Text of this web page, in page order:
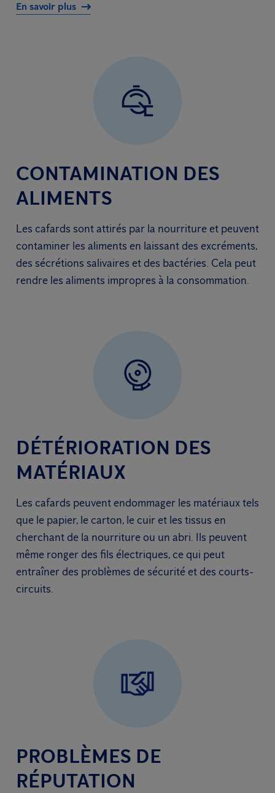
En savoir plus
CONTAMINATION DES
ALIMENTS
Les cafards sont attirés par la nourriture et peuvent
contaminer les aliments en laissant des excréments,
des sécrétions salivaires et des bactéries. Cela peut
rendre les aliments impropres à la consommation.
DÉTÉRIORATION DES
MATÉRIAUX
Les cafards peuvent endommager les matériaux tels
que le papier, le carton, le cuir et les tissus en
cherchant de la nourriture ou un abri. Ils peuvent
même ronger des fils électriques, ce qui peut
entraîner des problèmes de sécurité et des courts-
circuits.
PROBLÈMES DE
RÉPUTATION